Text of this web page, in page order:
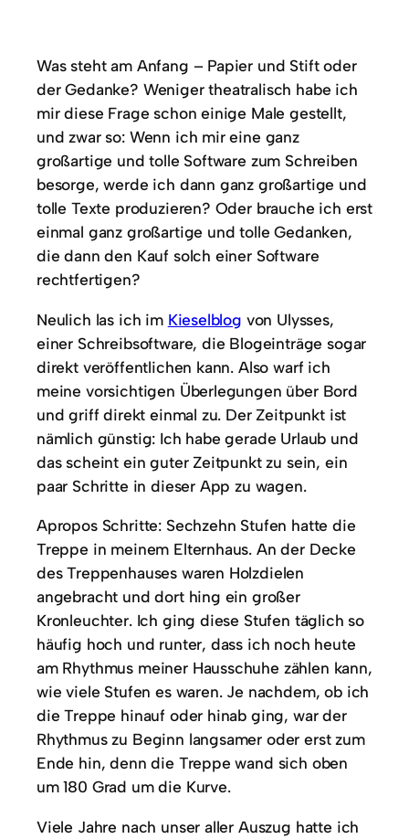
Was steht am Anfang – Papier und Stift oder
der Gedanke? Weniger theatralisch habe ich
mir diese Frage schon einige Male gestellt,
und zwar so: Wenn ich mir eine ganz
großartige und tolle Software zum Schreiben
besorge, werde ich dann ganz großartige und
tolle Texte produzieren? Oder brauche ich erst
einmal ganz großartige und tolle Gedanken,
die dann den Kauf solch einer Software
rechtfertigen?
Neulich las ich im Kieselblog von Ulysses,
einer Schreibsoftware, die Blogeinträge sogar
direkt veröffentlichen kann. Also warf ich
meine vorsichtigen Überlegungen über Bord
und griff direkt einmal zu. Der Zeitpunkt ist
nämlich günstig: Ich habe gerade Urlaub und
das scheint ein guter Zeitpunkt zu sein, ein
paar Schritte in dieser App zu wagen.
Apropos Schritte: Sechzehn Stufen hatte die
Treppe in meinem Elternhaus. An der Decke
des Treppenhauses waren Holzdielen
angebracht und dort hing ein großer
Kronleuchter. Ich ging diese Stufen täglich so
häufig hoch und runter, dass ich noch heute
am Rhythmus meiner Hausschuhe zählen kann,
wie viele Stufen es waren. Je nachdem, ob ich
die Treppe hinauf oder hinab ging, war der
Rhythmus zu Beginn langsamer oder erst zum
Ende hin, denn die Treppe wand sich oben
um 180 Grad um die Kurve.
Viele Jahre nach unser aller Auszug hatte ich